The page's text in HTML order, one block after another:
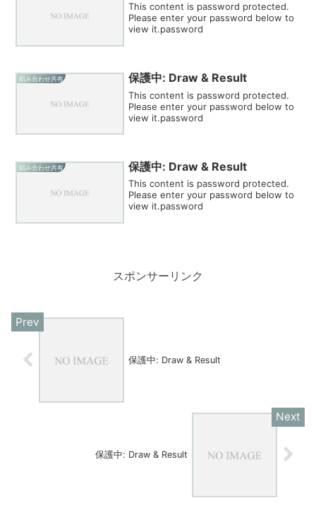
This content is password protected.
Please enter your password below to
view it.password
組み合わせ共有 保護中: Draw & Result
This content is password protected.
Please enter your password below to
view it.password
組み合わせ共有 保護中: Draw & Result
This content is password protected.
Please enter your password below to
view it.password
スポンサーリンク
保護中: Draw & Result
保護中: Draw & Result